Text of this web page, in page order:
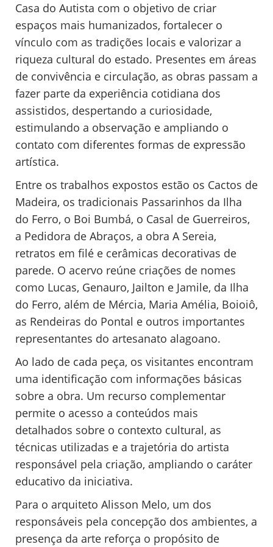
Casa do Autista com o objetivo de criar
espaços mais humanizados, fortalecer o
vínculo com as tradições locais e valorizar a
riqueza cultural do estado. Presentes em áreas
de convivência e circulação, as obras passam a
fazer parte da experiência cotidiana dos
assistidos, despertando a curiosidade,
estimulando a observação e ampliando o
contato com diferentes formas de expressão
artística.
Entre os trabalhos expostos estão os Cactos de
Madeira, os tradicionais Passarinhos da Ilha
do Ferro, o Boi Bumbá, o Casal de Guerreiros,
a Pedidora de Abraços, a obra A Sereia,
retratos em filé e cerâmicas decorativas de
parede. O acervo reúne criações de nomes
como Lucas, Genauro, Jailton e Jamile, da Ilha
do Ferro, além de Mércia, Maria Amélia, Boioiô,
as Rendeiras do Pontal e outros importantes
representantes do artesanato alagoano.
Ao lado de cada peça, os visitantes encontram
uma identificação com informações básicas
sobre a obra. Um recurso complementar
permite o acesso a conteúdos mais
detalhados sobre o contexto cultural, as
técnicas utilizadas e a trajetória do artista
responsável pela criação, ampliando o caráter
educativo da iniciativa.
Para o arquiteto Alisson Melo, um dos
responsáveis pela concepção dos ambientes, a
presença da arte reforça o propósito de